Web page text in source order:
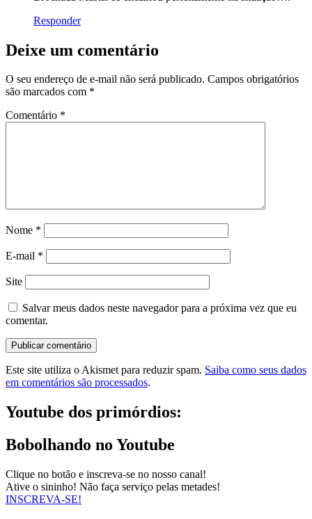
Responder
Deixe um comentário
O seu endereço de e-mail não será publicado. Campos obrigatórios
são marcados com *
Comentário *
Nome *
E-mail *
Site
Salvar meus dados neste navegador para a próxima vez que eu
comentar.
Este site utiliza o Akismet para reduzir spam. Saiba como seus dados
em comentários são processados.
Youtube dos primórdios:
Bobolhando no Youtube
Clique no botão e inscreva-se no nosso canal!
Ative o sininho! Não faça serviço pelas metades!
INSCREVA-SE!